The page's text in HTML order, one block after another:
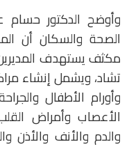
وأوضح الدكتور حسام
الصحة والسكان أن
مكثف يستهدف المديرين
تشاد، ويشمل إنشاء
وأورام الأطفال
الأعصاب وأمراض
والدم والأنف والأذن